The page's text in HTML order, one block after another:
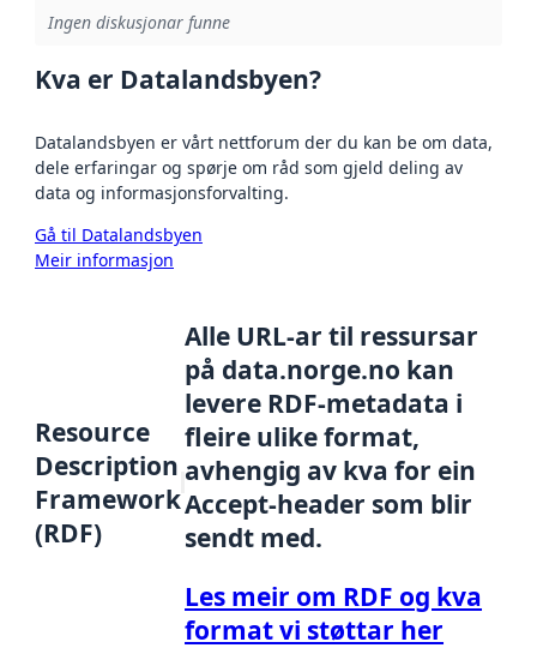
Ingen diskusjonar funne
Kva er Datalandsbyen?
Datalandsbyen er vårt nettforum der du kan be om data,
dele erfaringar og spørje om råd som gjeld deling av
data og informasjonsforvalting.
Gå til Datalandsbyen
Meir informasjon
Resource
Description
Framework
(RDF)
Alle URL-ar til ressursar
på data.norge.no kan
levere RDF-metadata i
fleire ulike format,
avhengig av kva for ein
Accept-header som blir
sendt med.
Les meir om RDF og kva
format vi støttar her